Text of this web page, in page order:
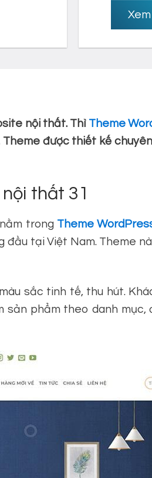
nội thất. Thì Theme
được thiết kế
thất 31
trong Theme
tại Việt Nam. Theme
sắc tinh tế, thu hút.
sản phẩm theo danh